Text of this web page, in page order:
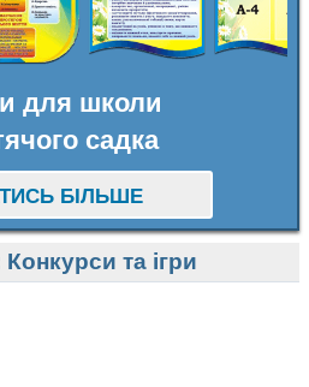
для школи
садка
БІЛЬШЕ
Конкурси та ігри